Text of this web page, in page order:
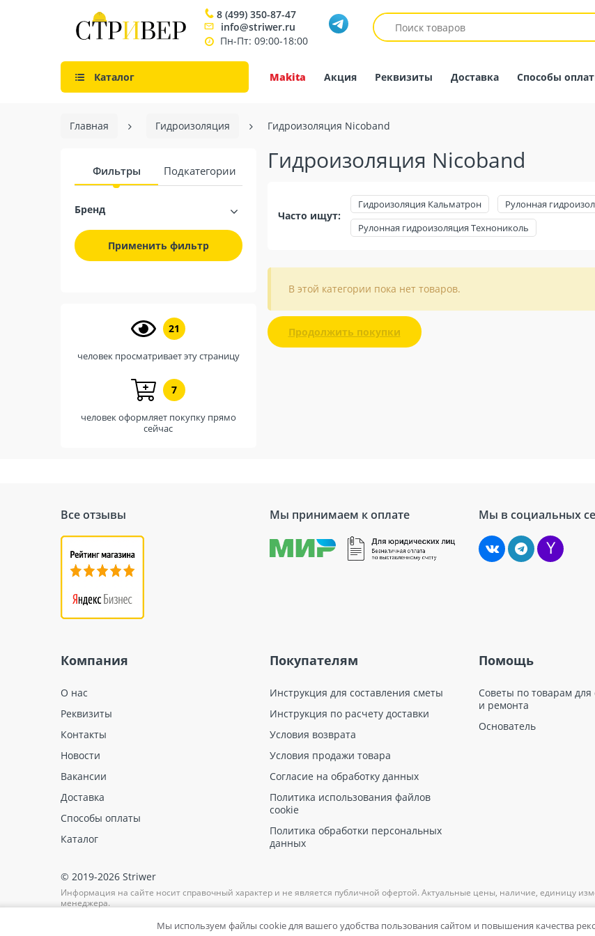
8 (499) 350-87-47
info@striwer.ru
Пн-Пт: 09:00-18:00
Каталог Makita Акция Реквизиты Доставка Способы
Главная Гидроизоляция Гидроизоляция Nicoband
Фильтры Подкатегории
Бренд
Применить фильтр
21
человек просматривает эту страницу
7
человек оформляет покупку прямо
сейчас
Гидроизоляция Nicoband
Часто ищут:
Гидроизоляция Кальматрон
Рулонная
Рулонная гидроизоляция Технониколь
В этой категории пока нет товаров.
Продолжить покупки
Все отзывы Мы принимаем к оплате Мы в социальных
Компания
О нас
Реквизиты
Контакты
Новости
Вакансии
Доставка
Способы оплаты
Каталог
Покупателям
Инструкция для составления сметы
Инструкция по расчету доставки
Условия возврата
Условия продажи товара
Согласие на обработку данных
Политика использования файлов
cookie
Политика обработки персональных
данных
Помощь
Советы по товарам для
и ремонта
Основатель
© 2019-2026 Striwer
Информация на сайте носит справочный характер и не является публичной офертой. Актуальные цены, наличие, единицу
менеджера.
Мы используем файлы cookie для вашего удобства пользования сайтом и повышения качества